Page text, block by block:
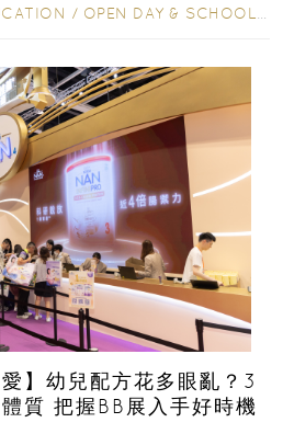
/ OPEN DAY & SCHOOL EVENTS
】幼兒配方花多眼亂？3
質 把握BB展入手好時機